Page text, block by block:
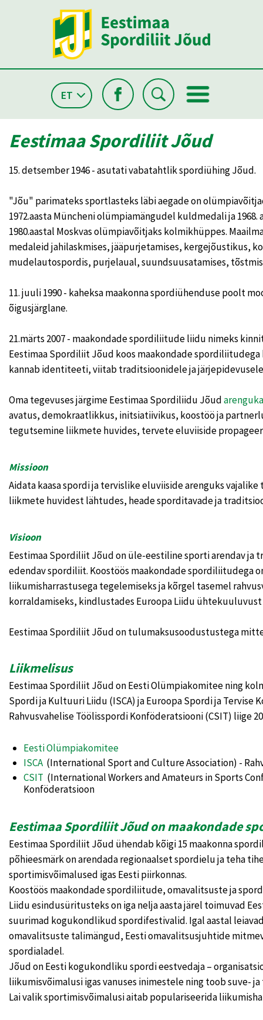
ET
Eestimaa Spordiliit Jõud
15. detsember 1946 - asutati vabatahtlik spordiühing Jõud.
"Jõu" parimateks sportlasteks läbi aegade on
1972.aasta Müncheni olümpiamängudel kuldmedali ja
1980.aastal Moskvas olümpiavõitjaks kolmikhüppes.
medaleid jahilaskmises, jääpurjetamises, kergejõustikus,
mudelautospordis, purjelaual, suundsuusatamises,
11. juuli 1990 - kaheksa maakonna spordiühenduse poolt
õigusjärglane.
21.märts 2007 - maakondade spordiliitude liidu nimeks
Eestimaa Spordiliit Jõud koos maakondade
kannab identiteeti, viitab traditsioonidele ja
Oma tegevuses järgime Eestimaa Spordiliidu Jõud
avatus, demokraatlikkus, initsiatiivikus, koostöö ja
tegutsemine liikmete huvides, tervete eluviiside
Missioon
Aidata kaasa spordi ja tervislike eluviiside arenguks
liikmete huvidest lähtudes, heade sporditavade ja
Visioon
Eestimaa Spordiliit Jõud on üle-eestiline sporti arendav
edendav spordiliit. Koostöös maakondade spordiliitudega
liikumisharrastusega tegelemiseks ja kõrgel tasemel
korraldamiseks, kindlustades Euroopa Liidu
Eestimaa Spordiliit Jõud on tulumaksusoodustustega
Liikmelisus
Eestimaa Spordiliit Jõud on Eesti Olümpiakomitee ning
Spordi ja Kultuuri Liidu (ISCA) ja Euroopa Spordi ja Tervise
Rahvusvahelise Töölisspordi Konföderatsiooni (CSIT) liige
Eesti Olümpiakomitee
ISCA (International Sport and Culture Association) -
CSIT (International Workers and Amateurs in Sports
Konföderatsioon
Eestimaa Spordiliit Jõud on maakondade
Eestimaa Spordiliit Jõud ühendab kõigi 15 maakonna
põhieesmärk on arendada regionaalset spordielu ja teha
sportimisvõimalused igas Eesti piirkonnas.
Koostöös maakondade spordiliitude, omavalitsuste ja
Liidu esindusüritusteks on iga nelja aasta järel toimuvad
suurimad kogukondlikud spordifestivalid. Igal aastal
omavalitsuste talimängud, Eesti omavalitsusjuhtide
spordialadel.
Jõud on Eesti kogukondliku spordi eestvedaja –
liikumisvõimalusi igas vanuses inimestele ning toob suve‑
Lai valik sportimisvõimalusi aitab populariseerida